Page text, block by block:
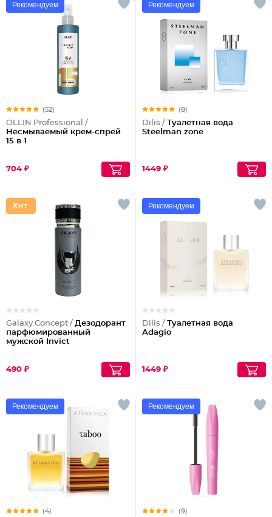
Рекомендуем
(52)
OLLIN Professional /
Несмываемый крем-спрей
15 в 1
704 ₽
Рекомендуем
(8)
Dilis / Туалетная вода
Steelman zone
1449 ₽
Galaxy Concept / Дезодорант
парфюмированный
мужской Invict
490 ₽
Рекомендуем
Dilis / Туалетная вода
Adagio
1449 ₽
Рекомендуем
(4)
Рекомендуем
(9)